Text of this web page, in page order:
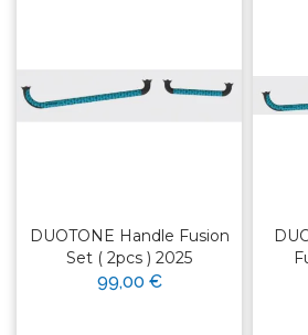
DUOTONE Handle Fusion
Set ( 2pcs ) 2025
99,00 €